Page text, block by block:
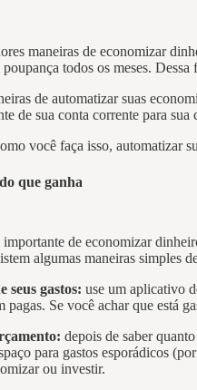
maneiras de economizar
poupança todos os meses.
de automatizar suas
de sua conta corrente para
você faça isso, automatizar
que ganha
de economizar
algumas maneiras simples
seus gastos: use um aplicativo
pagas. Se você achar que está
depois de saber
para gastos esporádicos
ou investir.